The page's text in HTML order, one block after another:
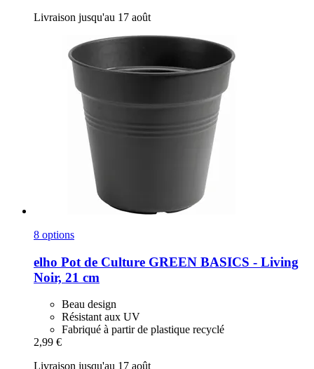
Livraison jusqu'au 17 août
8 options
elho Pot de Culture GREEN BASICS -​ Living
Noir, 21 cm
Beau design
Résistant aux UV
Fabriqué à partir de plastique recyclé
2,99 €
Livraison jusqu'au 17 août